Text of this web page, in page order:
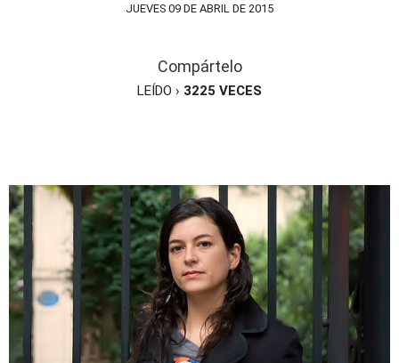
JUEVES 09 DE ABRIL DE 2015
Compártelo
LEÍDO › 3225 VECES